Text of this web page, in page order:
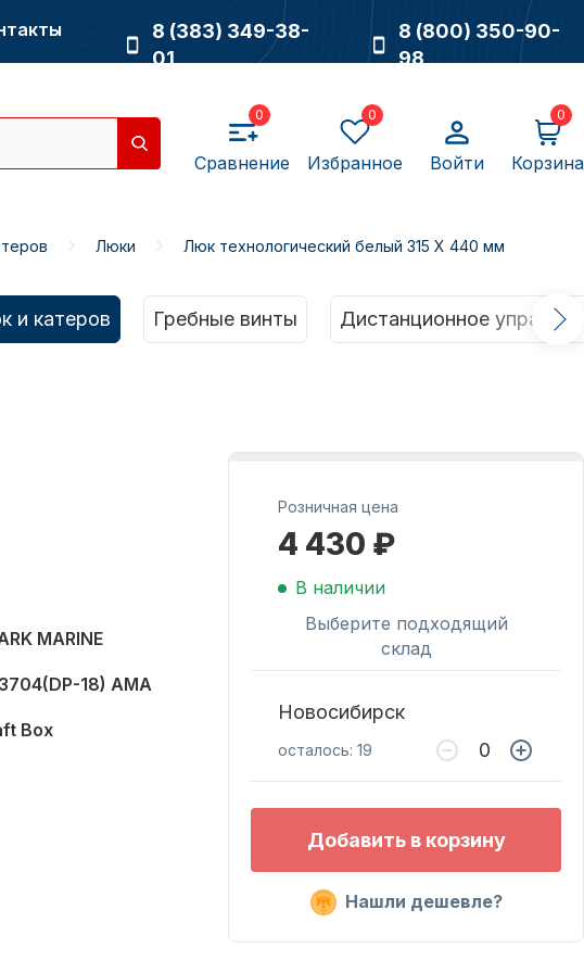
8 (383) 349-38-
01
8 (800) 350-90-
98
0
Сравнение
0
Избранное Войти
0
Корзина
Масла для лодочных
моторов
для лодочных
моторов
Люки Люк технологический белый 315 Х 440 мм
и катеров Гребные винты Дистанционное
MARINE
18) AMA
Box
Розничная цена
4 430 ₽
В наличии
Выберите подходящий
склад
Новосибирск
осталось: 19
Добавить в корзину
Нашли дешевле?